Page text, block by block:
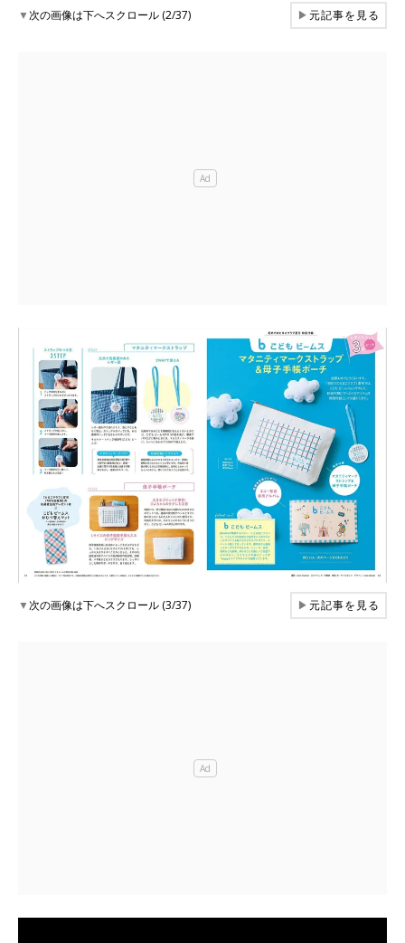
▼次の画像は下へスクロール (2/37) ▶元記事を見る
▼次の画像は下へスクロール (3/37) ▶元記事を見る